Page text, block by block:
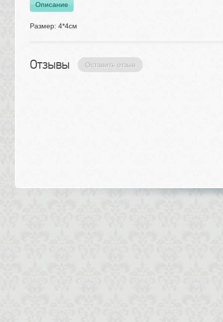
Описание
Размер: 4*4см
Отзывы Оставить отзыв